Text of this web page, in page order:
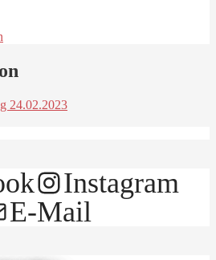
24.02.2023
Instagram
E-Mail